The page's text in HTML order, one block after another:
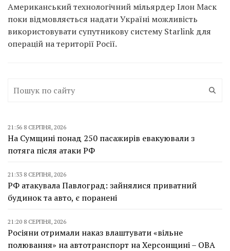
Американський технологічний мільярдер Ілон Маск
поки відмовляється надати Україні можливість
використовувати супутникову систему Starlink для
операцій на території Росії.
21:56 8 СЕРПНЯ, 2026
На Сумщині понад 250 пасажирів евакуювали з
потяга після атаки РФ
21:33 8 СЕРПНЯ, 2026
РФ атакувала Павлоград: зайнялися приватний
будинок та авто, є поранені
21:20 8 СЕРПНЯ, 2026
Росіяни отримали наказ влаштувати «вільне
полювання» на автотранспорт на Херсонщині – ОВА